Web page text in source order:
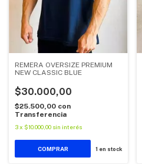
REMERA OVERSIZE PREMIUM
NEW CLASSIC BLUE
$30.000,00
$25.500,00 con
Transferencia
3x $10.000,00 sin interés
COMPRAR 1 en stock